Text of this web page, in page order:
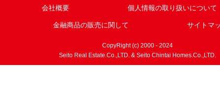
会社概要 個人情報の取り扱いについて
金融商品の販売に関して サイトマ
CopyRight (c) 2000 - 2024
Seito Real Estate.Co.,LTD. & Seito Chintai Homes.Co.,LTD.